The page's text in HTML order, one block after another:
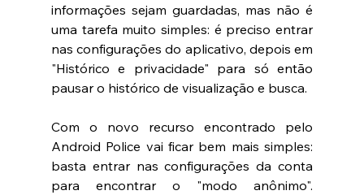
informações sejam guardadas, mas não é
uma tarefa muito simples: é preciso entrar
nas configurações do aplicativo, depois em
"Histórico e privacidade" para só então
pausar o histórico de visualização e busca.
Com o novo recurso encontrado pelo
Android Police vai ficar bem mais simples:
basta entrar nas configurações da conta
para encontrar o "modo anônimo".